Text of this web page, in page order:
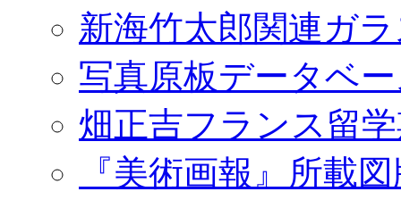
新海竹太郎関連ガ
写真原板データベ
畑正吉フランス留
『美術画報』所載